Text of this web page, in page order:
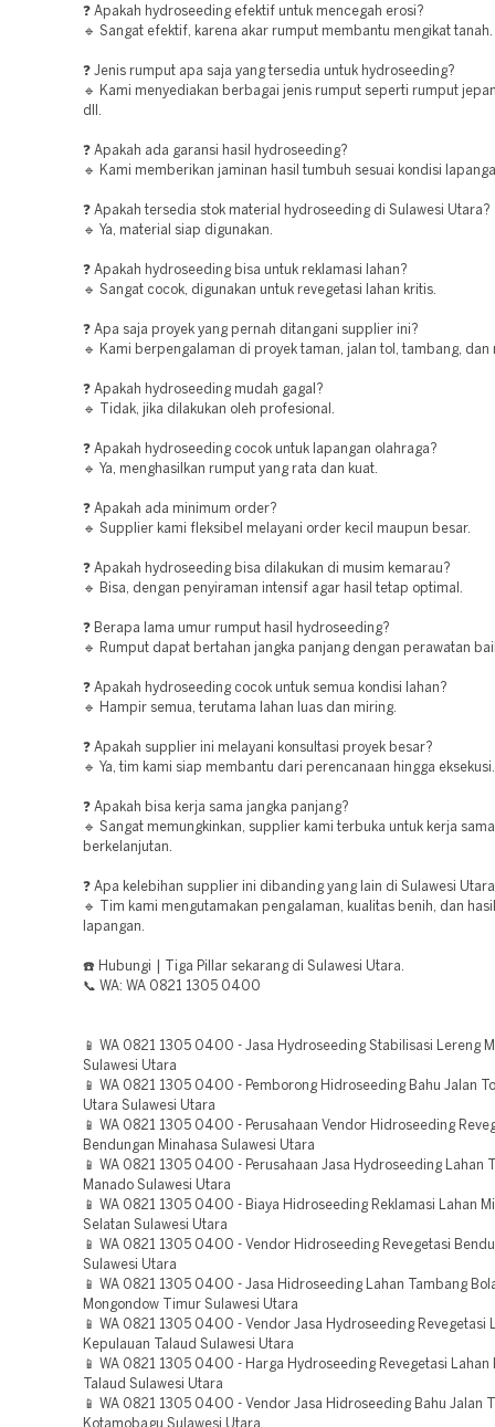
❓ Apakah hydroseeding efektif untuk mencegah erosi?
🔹 Sangat efektif, karena akar rumput membantu mengikat tanah.
❓ Jenis rumput apa saja yang tersedia untuk hydroseeding?
🔹 Kami menyediakan berbagai jenis rumput seperti rumput
dll.
❓ Apakah ada garansi hasil hydroseeding?
🔹 Kami memberikan jaminan hasil tumbuh sesuai kondisi
❓ Apakah tersedia stok material hydroseeding di Sulawesi Utara?
🔹 Ya, material siap digunakan.
❓ Apakah hydroseeding bisa untuk reklamasi lahan?
🔹 Sangat cocok, digunakan untuk revegetasi lahan kritis.
❓ Apa saja proyek yang pernah ditangani supplier ini?
🔹 Kami berpengalaman di proyek taman, jalan tol, tambang, dan
❓ Apakah hydroseeding mudah gagal?
🔹 Tidak, jika dilakukan oleh profesional.
❓ Apakah hydroseeding cocok untuk lapangan olahraga?
🔹 Ya, menghasilkan rumput yang rata dan kuat.
❓ Apakah ada minimum order?
🔹 Supplier kami fleksibel melayani order kecil maupun besar.
❓ Apakah hydroseeding bisa dilakukan di musim kemarau?
🔹 Bisa, dengan penyiraman intensif agar hasil tetap optimal.
❓ Berapa lama umur rumput hasil hydroseeding?
🔹 Rumput dapat bertahan jangka panjang dengan perawatan
❓ Apakah hydroseeding cocok untuk semua kondisi lahan?
🔹 Hampir semua, terutama lahan luas dan miring.
❓ Apakah supplier ini melayani konsultasi proyek besar?
🔹 Ya, tim kami siap membantu dari perencanaan hingga eksekusi.
❓ Apakah bisa kerja sama jangka panjang?
🔹 Sangat memungkinkan, supplier kami terbuka untuk kerja sama
berkelanjutan.
❓ Apa kelebihan supplier ini dibanding yang lain di Sulawesi
🔹 Tim kami mengutamakan pengalaman, kualitas benih, dan
lapangan.
☎️ Hubungi | Tiga Pillar sekarang di Sulawesi Utara.
📞 WA: WA 0821 1305 0400
📱 WA 0821 1305 0400 - Jasa Hydroseeding Stabilisasi Lereng
Sulawesi Utara
📱 WA 0821 1305 0400 - Pemborong Hidroseeding Bahu Jalan
Utara Sulawesi Utara
📱 WA 0821 1305 0400 - Perusahaan Vendor Hidroseeding
Bendungan Minahasa Sulawesi Utara
📱 WA 0821 1305 0400 - Perusahaan Jasa Hydroseeding Lahan
Manado Sulawesi Utara
📱 WA 0821 1305 0400 - Biaya Hidroseeding Reklamasi Lahan
Selatan Sulawesi Utara
📱 WA 0821 1305 0400 - Vendor Hidroseeding Revegetasi
Sulawesi Utara
📱 WA 0821 1305 0400 - Jasa Hidroseeding Lahan Tambang
Mongondow Timur Sulawesi Utara
📱 WA 0821 1305 0400 - Vendor Jasa Hydroseeding Revegetasi
Kepulauan Talaud Sulawesi Utara
📱 WA 0821 1305 0400 - Harga Hydroseeding Revegetasi Lahan
Talaud Sulawesi Utara
📱 WA 0821 1305 0400 - Vendor Jasa Hidroseeding Bahu Jalan
Kotamobagu Sulawesi Utara